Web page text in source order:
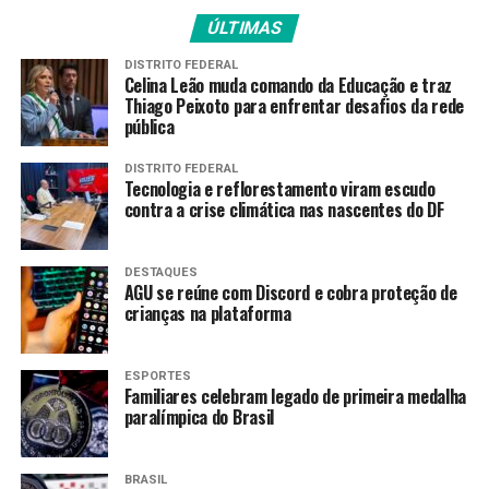
O eculizumabe, medicamento indicado para o
tratamento da Hemoglobinúria Paroxística Noturna
(HPN), doença rara que afeta o sistema sanguíneo, a
produção será com a parceria da Bahiafarma, a Bionovis
S.A. e a Samsung Bioepis Co., Ltda.
“As parcerias firmadas têm
um significado muito
relevante. Representam a
transferência de
tecnologia, a produção
local no Brasil, o
fortalecimento da base
industrial nacional e a
ÚLTIMAS
DISTRITO FEDERAL
Celina Leão muda comando da Educação e traz
Thiago Peixoto para enfrentar desafios da rede
pública
DISTRITO FEDERAL
Tecnologia e reflorestamento viram escudo
contra a crise climática nas nascentes do DF
DESTAQUES
AGU se reúne com Discord e cobra proteção de
crianças na plataforma
ESPORTES
Familiares celebram legado de primeira medalha
paralímpica do Brasil
BRASIL